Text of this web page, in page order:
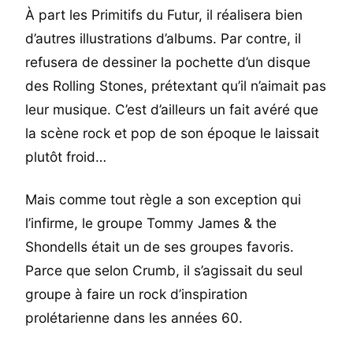
À part les Primitifs du Futur, il réalisera bien
d’autres illustrations d’albums. Par contre, il
refusera de dessiner la pochette d’un disque
des Rolling Stones, prétextant qu’il n’aimait pas
leur musique. C’est d’ailleurs un fait avéré que
la scène rock et pop de son époque le laissait
plutôt froid…
Mais comme tout règle a son exception qui
l’infirme, le groupe Tommy James & the
Shondells était un de ses groupes favoris.
Parce que selon Crumb, il s’agissait du seul
groupe à faire un rock d’inspiration
prolétarienne dans les années 60.